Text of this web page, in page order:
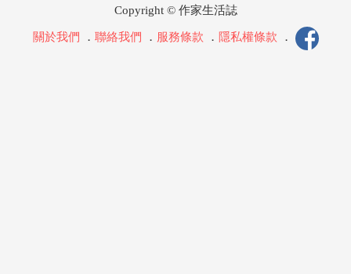
Copyright © 作家生活誌
關於我們 ． 聯絡我們 ． 服務條款 ． 隱私權條款 ．